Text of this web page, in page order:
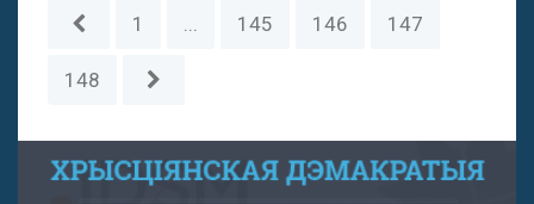
1 ... 145 146 147
148